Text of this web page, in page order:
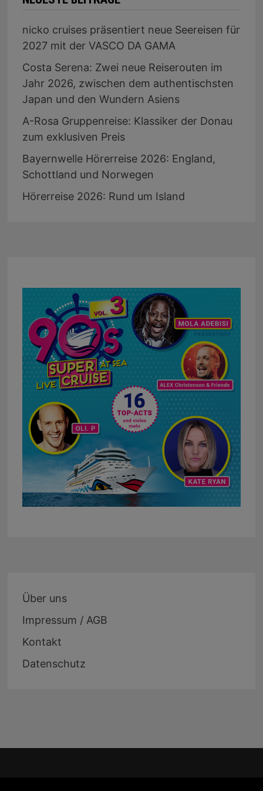
nicko cruises präsentiert neue Seereisen für
2027 mit der VASCO DA GAMA
Costa Serena: Zwei neue Reiserouten im
Jahr 2026, zwischen dem authentischsten
Japan und den Wundern Asiens
A-Rosa Gruppenreise: Klassiker der Donau
zum exklusiven Preis
Bayernwelle Hörerreise 2026: England,
Schottland und Norwegen
Hörerreise 2026: Rund um Island
Über uns
Impressum / AGB
Kontakt
Datenschutz